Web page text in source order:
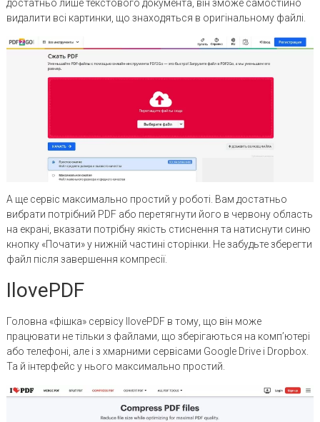
достатньо лише текстового документа, він зможе самостійно
видалити всі картинки, що знаходяться в оригінальному файлі.
А ще сервіс максимально простий у роботі. Вам достатньо
вибрати потрібний PDF або перетягнути його в червону область
на екрані, вказати потрібну якість стиснення та натиснути синю
кнопку «Почати» у нижній частині сторінки. Не забудьте зберегти
файл після завершення компресії.
IlovePDF
Головна «фішка» сервісу IlovePDF в тому, що він може
працювати не тільки з файлами, що зберігаються на комп’ютері
або телефоні, але і з хмарними сервісами Google Drive і Dropbox.
Та й інтерфейс у нього максимально простий.